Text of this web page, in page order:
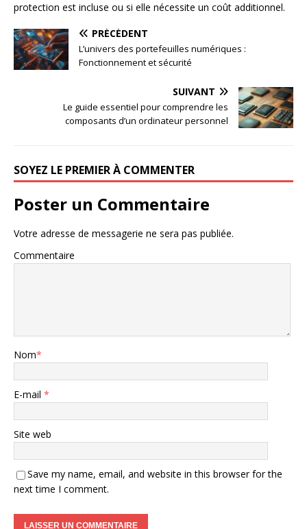
protection est incluse ou si elle nécessite un coût additionnel.
PRÉCÉDENT
L’univers des portefeuilles numériques :
Fonctionnement et sécurité
SUIVANT
Le guide essentiel pour comprendre les
composants d’un ordinateur personnel
SOYEZ LE PREMIER À COMMENTER
Poster un Commentaire
Votre adresse de messagerie ne sera pas publiée.
Commentaire
Nom*
E-mail *
Site web
Save my name, email, and website in this browser for the
next time I comment.